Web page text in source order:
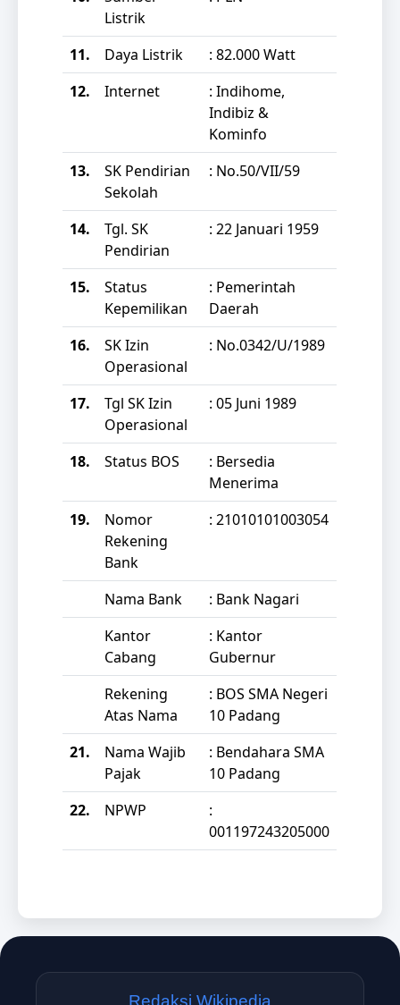
Listrik
11. Daya Listrik
: 82.000 Watt
12.
Internet
: Indihome,
Indibiz &
Kominfo
13.
SK Pendirian
Sekolah
: No.50/VII/59
14.
Tgl. SK
Pendirian
: 22 Januari 1959
15.
Status
Kepemilikan
: Pemerintah
Daerah
16.
SK Izin
Operasional
: No.0342/U/1989
17.
Tgl SK Izin
Operasional
: 05 Juni 1989
18. Status BOS
: Bersedia
Menerima
19.
Nomor
Rekening
Bank
: 21010101003054
Nama Bank
: Bank Nagari
Kantor
Cabang
: Kantor
Gubernur
Rekening
Atas Nama
: BOS SMA Negeri
10 Padang
21.
Nama Wajib
Pajak
: Bendahara SMA
10 Padang
22.
NPWP
:
001197243205000
Redaksi Wikipedia